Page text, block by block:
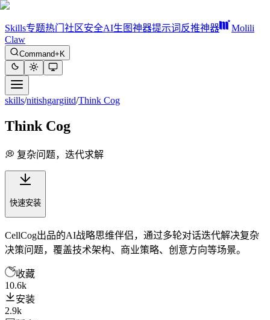
Skills专题热门 社区安全AI生图神器提示词反推神器
Molili
Claw
Command+K
skills/nitishgargiitd/Think Cog
Think Cog
💭 复杂问题，迭代求解
快速安装
CellCog出品的AI战略思维伴侣，通过多轮对话迭代解决复杂
决策问题，覆盖技术架构、商业策略、创意方向等场景。
收藏
10.6k
安装
2.9k